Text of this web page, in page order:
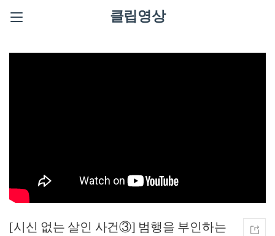
클립영상
[시신 없는 살인 사건③] 범행을 부인하는